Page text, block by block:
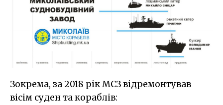
Зокрема, за 2018 рік МСЗ відремонтував
вісім суден та кораблів: